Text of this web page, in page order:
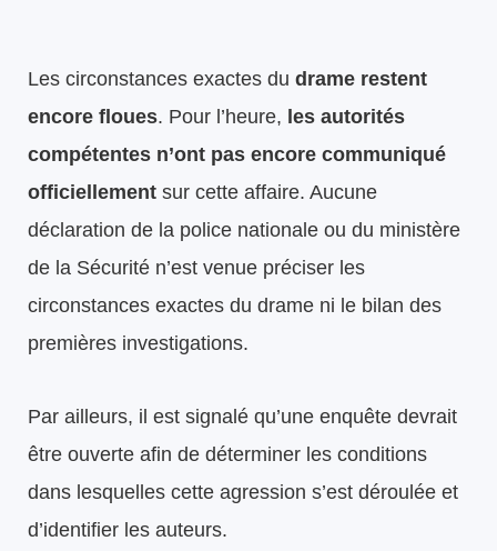
Les circonstances exactes du drame restent
encore floues. Pour l’heure, les autorités
compétentes n’ont pas encore communiqué
officiellement sur cette affaire. Aucune
déclaration de la police nationale ou du ministère
de la Sécurité n’est venue préciser les
circonstances exactes du drame ni le bilan des
premières investigations.
Par ailleurs, il est signalé qu’une enquête devrait
être ouverte afin de déterminer les conditions
dans lesquelles cette agression s’est déroulée et
d’identifier les auteurs.